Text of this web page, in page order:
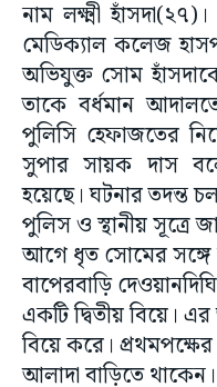
নাম লক্ষ্মী
মেডিক্যাল কলেজ
অভিযুক্ত সোম
তাকে বর্ধমান
পুলিসি হেফাজতের
সুপার সায়ক দাস
হয়েছে। ঘটনার তদন্ত
পুলিস ও স্থানীয় সূত্রে
আগে ধৃত সোমের সঙ্গে
বাপেরবাড়ি
একটি দ্বিতীয় বিয়ে।
বিয়ে করে। প্রথমপক্ষের
আলাদা বাড়িতে